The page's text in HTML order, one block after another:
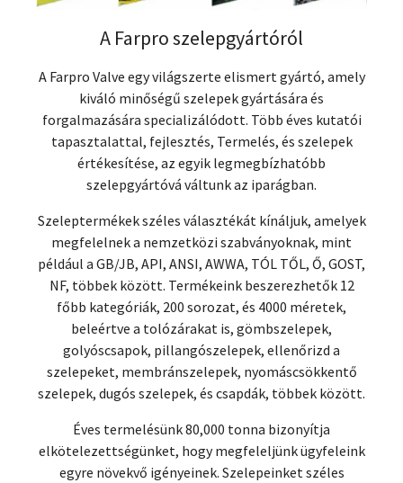
A Farpro szelepgyártóról
A Farpro Valve egy világszerte elismert gyártó, amely
kiváló minőségű szelepek gyártására és
forgalmazására specializálódott. Több éves kutatói
tapasztalattal, fejlesztés, Termelés, és szelepek
értékesítése, az egyik legmegbízhatóbb
szelepgyártóvá váltunk az iparágban.
Szeleptermékek széles választékát kínáljuk, amelyek
megfelelnek a nemzetközi szabványoknak, mint
például a GB/JB, API, ANSI, AWWA, TÓL TŐL, Ő, GOST,
NF, többek között. Termékeink beszerezhetők 12
főbb kategóriák, 200 sorozat, és 4000 méretek,
beleértve a tolózárakat is, gömbszelepek,
golyóscsapok, pillangószelepek, ellenőrizd a
szelepeket, membránszelepek, nyomáscsökkentő
szelepek, dugós szelepek, és csapdák, többek között.
Éves termelésünk 80,000 tonna bizonyítja
elkötelezettségünket, hogy megfeleljünk ügyfeleink
egyre növekvő igényeinek. Szelepeinket széles